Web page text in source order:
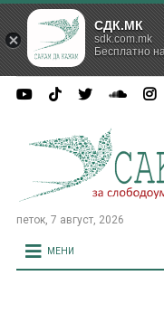
петок, 7 август, 2026
МЕНИ
СДК.МК
sdk.com.mk
Бесплатно